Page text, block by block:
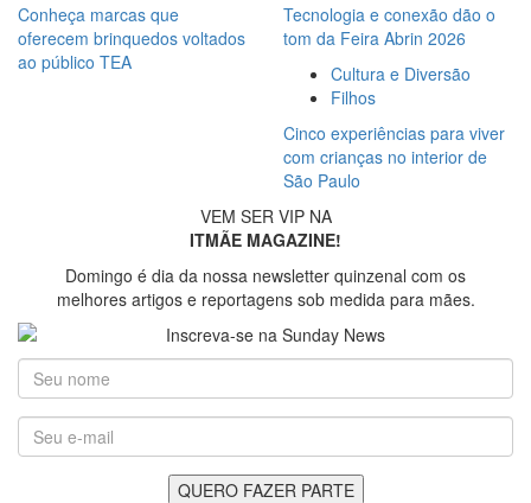
Conheça marcas que
oferecem brinquedos voltados
ao público TEA
Tecnologia e conexão dão o
tom da Feira Abrin 2026
Cultura e Diversão
Filhos
Cinco experiências para viver
com crianças no interior de
São Paulo
VEM SER VIP NA
ITMÃE MAGAZINE!
Domingo é dia da nossa newsletter quinzenal com os
melhores artigos e reportagens sob medida para mães.